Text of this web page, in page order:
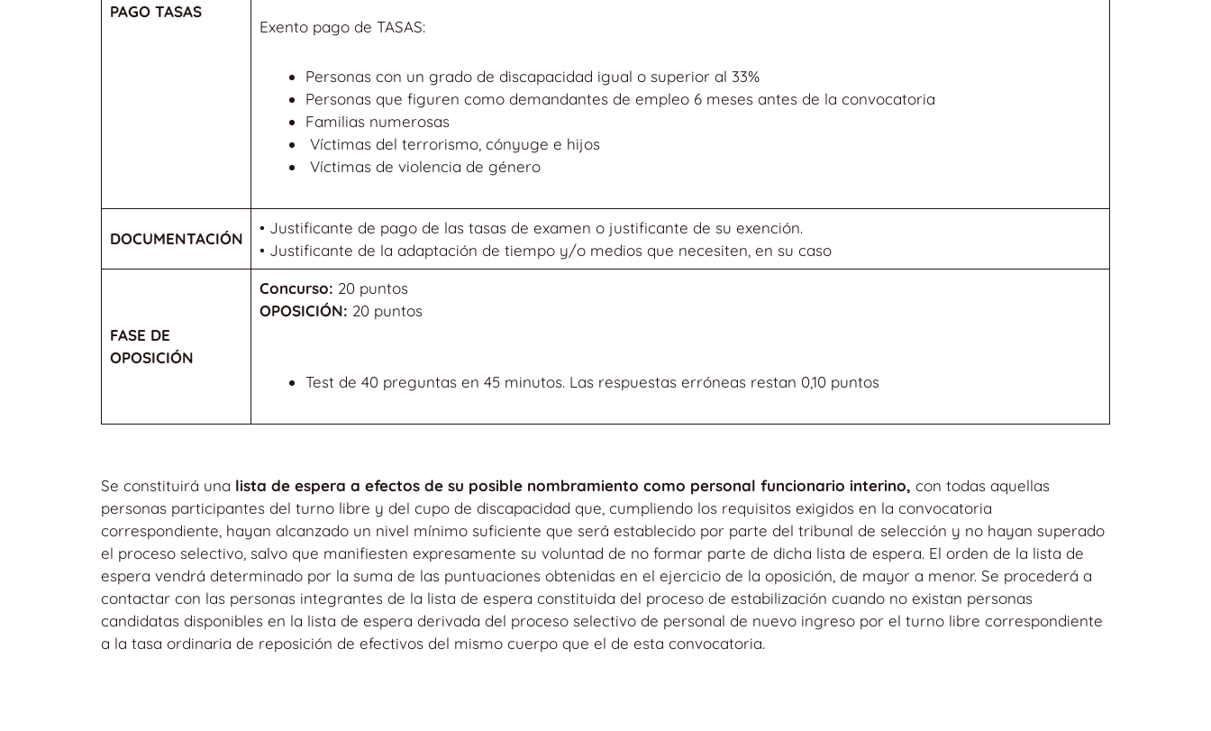
PAGO TASAS
Exento pago de TASAS:
Personas con un grado de discapacidad igual o superior al 33%
Personas que figuren como demandantes de empleo 6 meses antes de la convocatoria
Familias numerosas
Víctimas del terrorismo, cónyuge e hijos
Víctimas de violencia de género
DOCUMENTACIÓN
• Justificante de pago de las tasas de examen o justificante de su exención.
• Justificante de la adaptación de tiempo y/o medios que necesiten, en su caso
FASE DE
OPOSICIÓN
Concurso: 20 puntos
OPOSICIÓN: 20 puntos
Test de 40 preguntas en 45 minutos. Las respuestas erróneas restan 0,10 puntos
Se constituirá una lista de espera a efectos de su posible nombramiento como personal funcionario interino, con todas aquellas
personas participantes del turno libre y del cupo de discapacidad que, cumpliendo los requisitos exigidos en la convocatoria
correspondiente, hayan alcanzado un nivel mínimo suficiente que será establecido por parte del tribunal de selección y no hayan superado
el proceso selectivo, salvo que manifiesten expresamente su voluntad de no formar parte de dicha lista de espera. El orden de la lista de
espera vendrá determinado por la suma de las puntuaciones obtenidas en el ejercicio de la oposición, de mayor a menor. Se procederá a
contactar con las personas integrantes de la lista de espera constituida del proceso de estabilización cuando no existan personas
candidatas disponibles en la lista de espera derivada del proceso selectivo de personal de nuevo ingreso por el turno libre correspondiente
a la tasa ordinaria de reposición de efectivos del mismo cuerpo que el de esta convocatoria.